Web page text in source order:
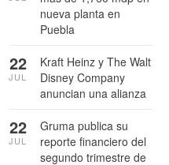
nueva planta en
Puebla
Kraft Heinz y The Walt
Disney Company
anuncian una alianza
22
JUL
Gruma publica su
reporte financiero del
segundo trimestre de
22
JUL